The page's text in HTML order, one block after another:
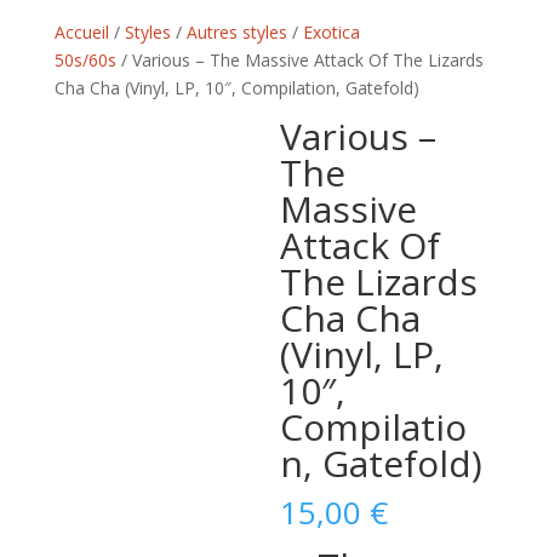
Accueil / Styles / Autres styles / Exotica
50s/60s / Various – The Massive Attack Of The Lizards
Cha Cha (Vinyl, LP, 10″, Compilation, Gatefold)
Various –
The
Massive
Attack Of
The Lizards
Cha Cha
(Vinyl, LP,
10″,
Compilatio
n, Gatefold)
15,00 €